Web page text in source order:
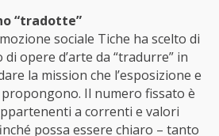
“tradotte”
sociale Tiche ha scelto di
opere d’arte da “tradurre” in
la mission che l’esposizione e
propongono. Il numero fissato è
a correnti e valori
possa essere chiaro – tanto